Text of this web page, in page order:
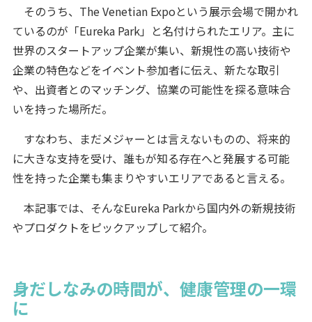
そのうち、The Venetian Expoという展示会場で開かれ
ているのが「Eureka Park」と名付けられたエリア。主に
世界のスタートアップ企業が集い、新規性の高い技術や
企業の特色などをイベント参加者に伝え、新たな取引
や、出資者とのマッチング、協業の可能性を探る意味合
いを持った場所だ。
すなわち、まだメジャーとは言えないものの、将来的
に大きな支持を受け、誰もが知る存在へと発展する可能
性を持った企業も集まりやすいエリアであると言える。
本記事では、そんなEureka Parkから国内外の新規技術
やプロダクトをピックアップして紹介。
身だしなみの時間が、健康管理の一環
に